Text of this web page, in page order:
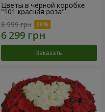
Цветы в чёрной коробке
"101 красная роза"
8 999 грн
Заказать